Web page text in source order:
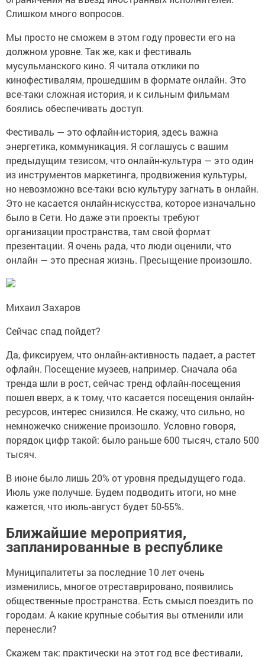
Слишком много вопросов.
Мы просто не сможем в этом году провести его на
должном уровне. Так же, как и фестиваль
мусульманского кино. Я читала отклики по
кинофестивалям, прошедшим в формате онлайн. Это
все-таки сложная история, и к сильным фильмам
боялись обеспечивать доступ.
Фестиваль — это офлайн-история, здесь важна
энергетика, коммуникация. Я соглашусь с вашим
предыдущим тезисом, что онлайн-культура — это один
из инструментов маркетинга, продвижения культуры,
но невозможно все-таки всю культуру загнать в онлайн.
Это не касается онлайн-искусства, которое изначально
было в Сети. Но даже эти проекты требуют
организации пространства, там свой формат
презентации. Я очень рада, что люди оценили, что
онлайн — это пресная жизнь. Пресыщение произошло.
Михаил Захаров
Сейчас спад пойдет?
Да, фиксируем, что онлайн-активность падает, а растет
офлайн. Посещение музеев, например. Сначала оба
тренда шли в рост, сейчас тренд офлайн-посещения
пошел вверх, а к тому, что касается посещения онлайн-
ресурсов, интерес снизился. Не скажу, что сильно, но
немножечко снижение произошло. Условно говоря,
порядок цифр такой: было раньше 600 тысяч, стало 500
тысяч.
В июне было лишь 20% от уровня предыдущего года.
Июль уже получше. Будем подводить итоги, но мне
кажется, что июль-август будет 50-55%.
Ближайшие мероприятия,
запланированные в республике
Муниципалитеты за последние 10 лет очень
изменились, многое отреставрировано, появились
общественные пространства. Есть смысл поездить по
городам. А какие крупные события вы отменили или
перенесли?
Скажем так: практически на этот год все фестивали,